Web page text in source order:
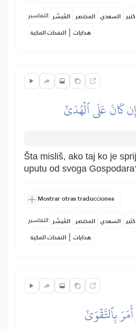
التفاسير: المُيسَّر المختصر السعدي
النفحات المكية | هدايات
كَانَ عَلَى ٱلۡهُدَىٰٓ
Šta misliš, ako taj ko je
uputu od svoga
Mostrar otras traducciones
التفاسير: المُيسَّر المختصر السعدي
النفحات المكية | هدايات
بِٱلتَّقۡوَىٰٓ